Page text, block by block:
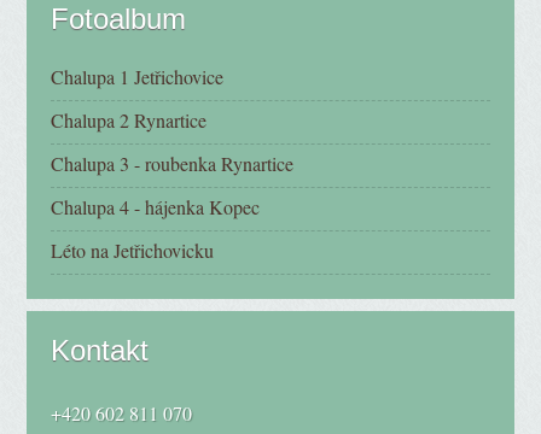
Fotoalbum
Chalupa 1 Jetřichovice
Chalupa 2 Rynartice
Chalupa 3 - roubenka Rynartice
Chalupa 4 - hájenka Kopec
Léto na Jetřichovicku
Kontakt
+420 602 811 070